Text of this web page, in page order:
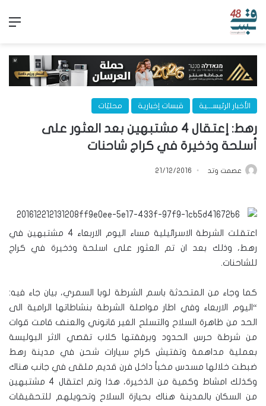
الأخبار الرئيســـية قبسات إخبارية محليّات
رهط: إعتقال 4 مشتبهين بعد العثور على
أسلحة وذخيرة في كراج شاحنات
عصمت وتد 21/12/2016
اعتقلت الشرطة الاسرائيلية مساء اليوم الاربعاء 4 مشتبهين في
رهط، وذلك بعد ان تم العثور على اسلحة وذخيرة في كراج
للشاحنات.
كما وجاء من المتحدثة باسم الشرطة لوبا السمري، بيان جاء فيه:
“اليوم الاربعاء وفي اطار مواصلة الشرطة بنشاطاتها الرامية الى
الحد من ظاهرة السلاح والتسلح الغير قانوني والعنف قامت قوات
من شرطة حرس الحدود وبرفقتها كلاب تقصي الاثر البوليسة
بعملية مداهمة وتفتيش كراج سيارات شحن في مدينة رهط
ضبطت خلالها مسدس مخبأ داخل فرن قديم ملقى في جانب هناك
وكذلك امشاط وكمية من الذخيرة، هذا وتم اعتقال 4 مشتبهين
من السكان بالمدينة هناك بحيازة السلاح وتحويلهم للتحقيقات